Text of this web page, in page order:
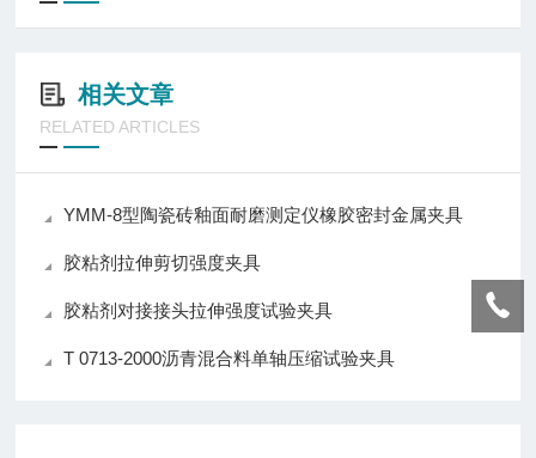
相关文章
RELATED ARTICLES
YMM-8型陶瓷砖釉面耐磨测定仪橡胶密封金属夹具
胶粘剂拉伸剪切强度夹具
胶粘剂对接接头拉伸强度试验夹具
T 0713-2000沥青混合料单轴压缩试验夹具